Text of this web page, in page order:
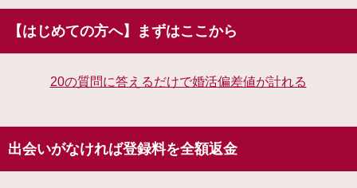
【はじめての方へ】まずはここから
20の質問に答えるだけで婚活偏差値が計れる
出会いがなければ登録料を全額返金